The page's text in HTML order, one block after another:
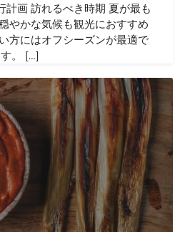
計画 訪れるべき時期 夏が最も
やかな気候も観光におすすめ
方にはオフシーズンが最適で
す。 […]